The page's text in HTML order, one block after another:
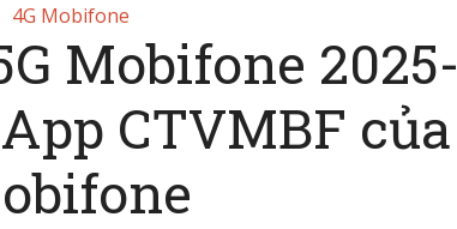
4G Mobifone
Mobifone 2025-
CTVMBF của